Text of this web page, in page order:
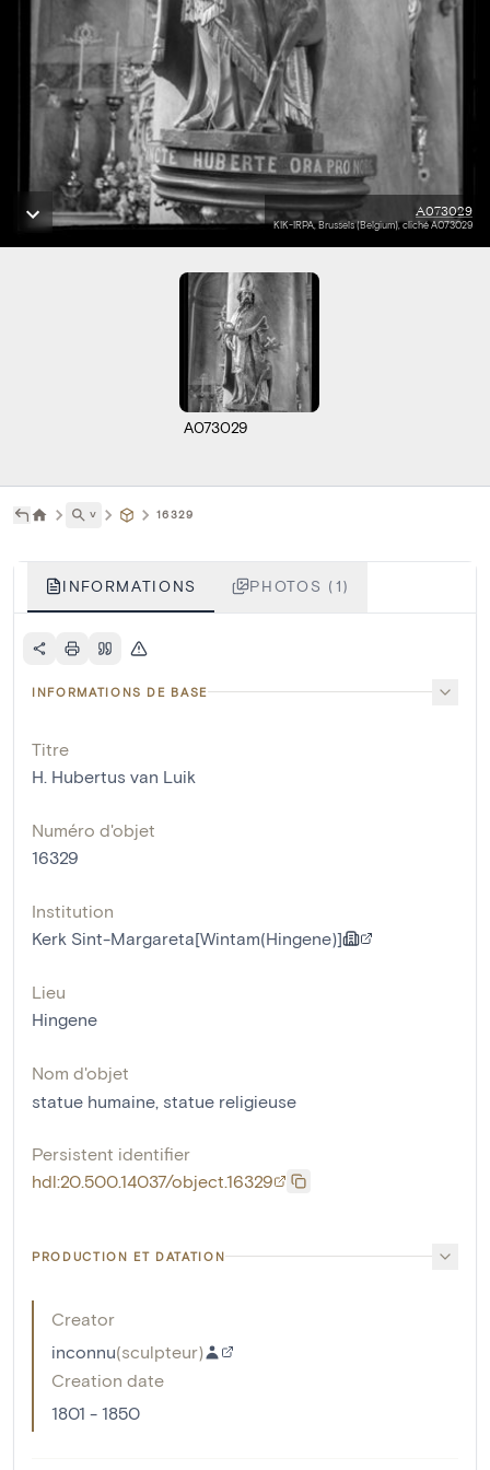
A073029
KIK-IRPA, Brussels (Belgium), cliché A073029
A073029
˅ 16329
INFORMATIONS PHOTOS (1)
INFORMATIONS DE BASE
Titre
H. Hubertus van Luik
Numéro d'objet
16329
Institution
Kerk Sint-Margareta[Wintam(Hingene)]
Lieu
Hingene
Nom d'objet
statue humaine statue religieuse
Persistent identifier
hdl:20.500.14037/object.16329
PRODUCTION ET DATATION
Creator
inconnu(sculpteur)
Creation date
1801 - 1850